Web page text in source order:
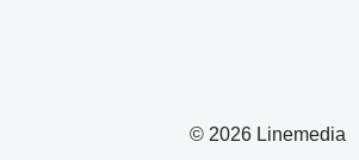
© 2026 Linemedia